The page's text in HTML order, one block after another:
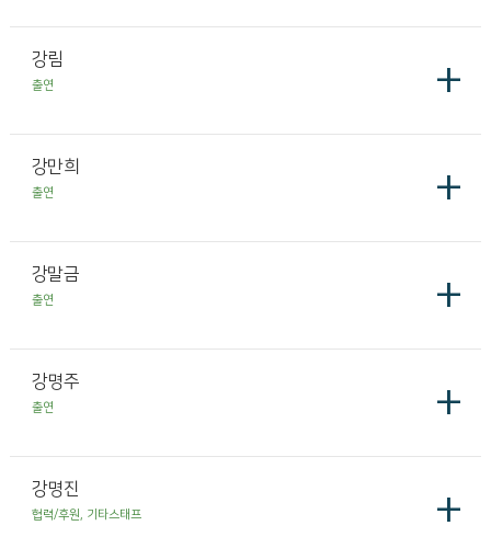
강림 +
출연
강만희 +
출연
강말금 +
출연
강명주 +
출연
강명진 +
협력/후원, 기타스태프